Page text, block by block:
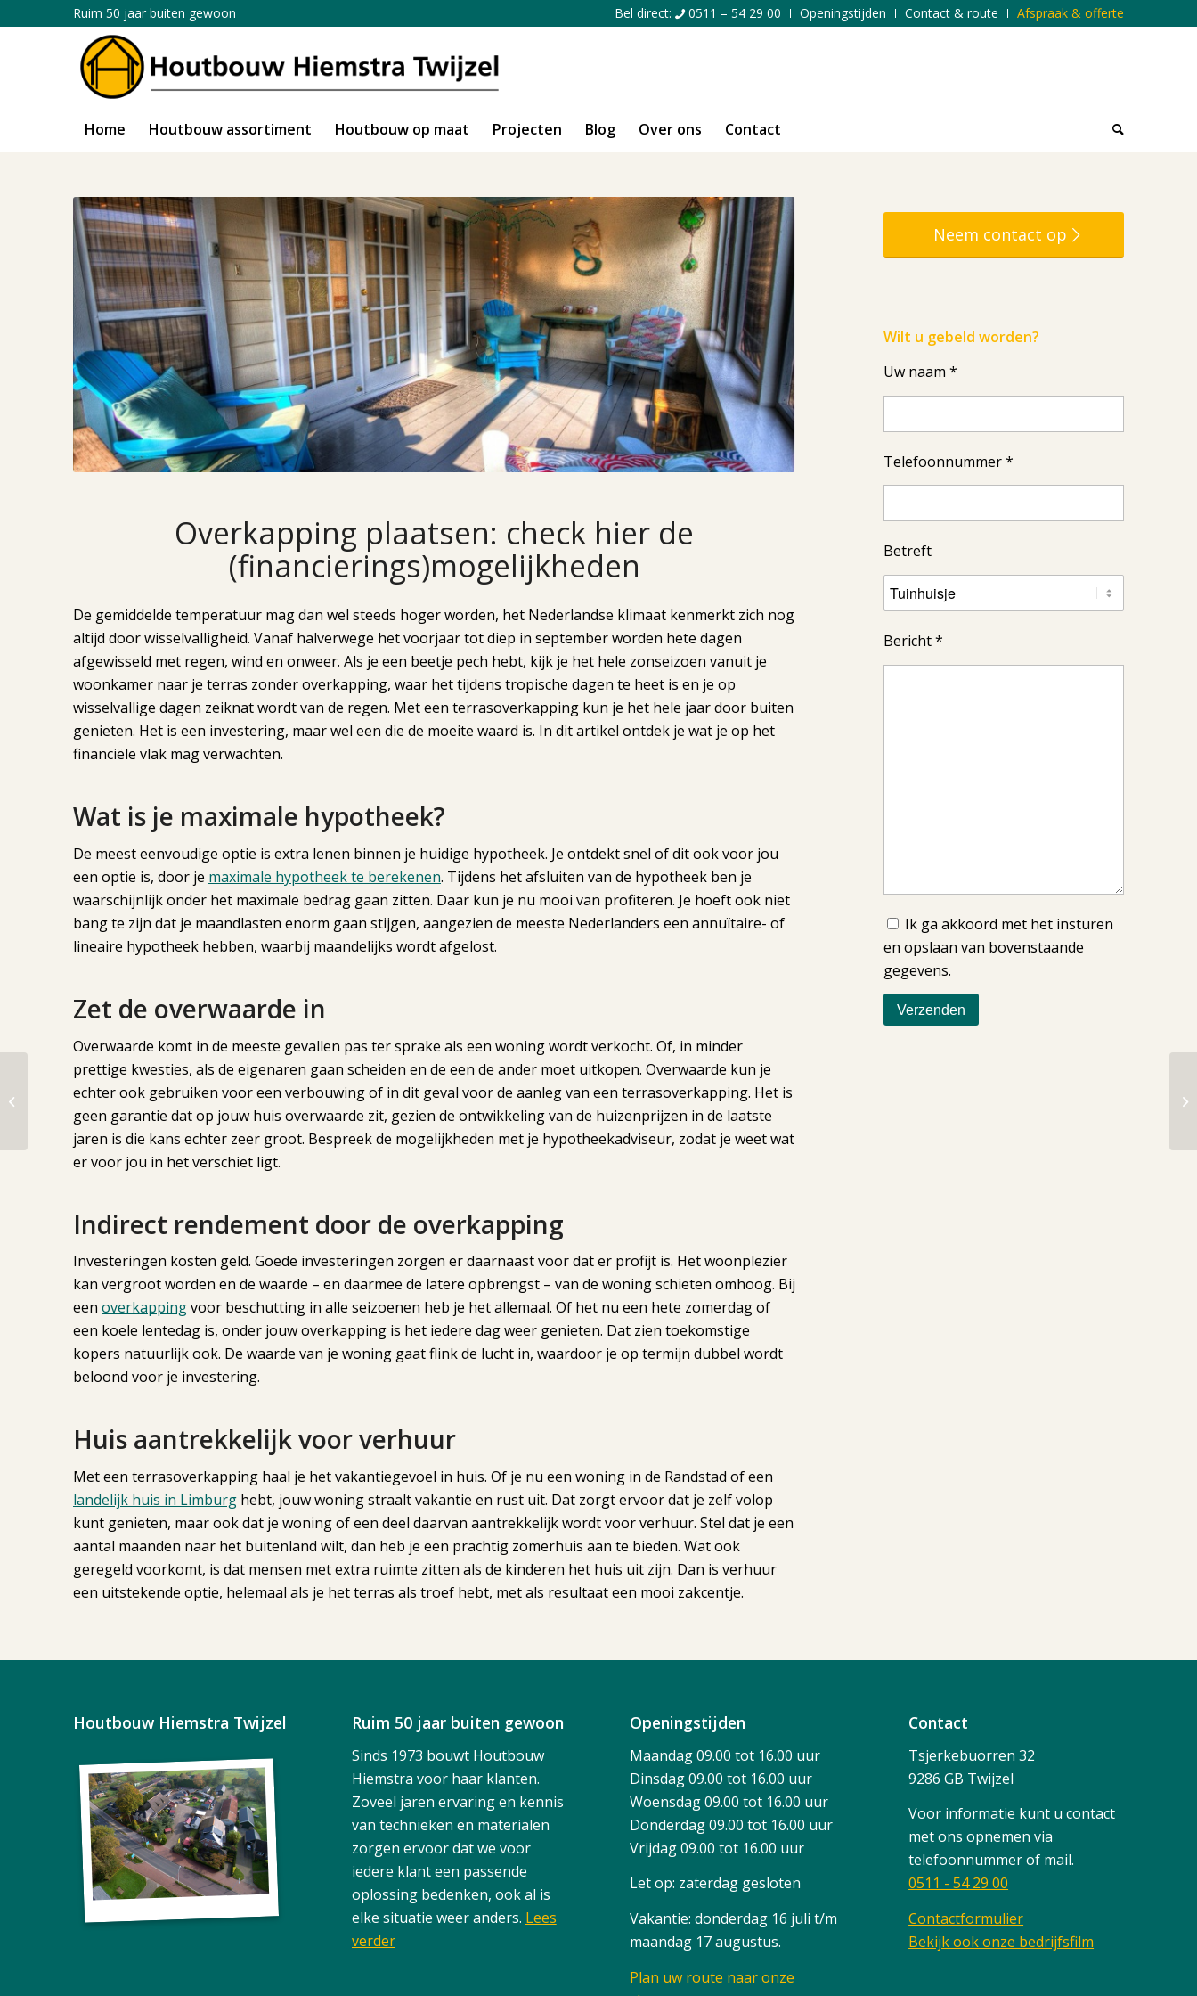
Bel direct: 0511 – 54 29 00 Openingstijden Contact & route Afspraak & offerte
Ruim 50 jaar buiten gewoon
Home Houtbouw assortiment Houtbouw op maat Projecten Blog Over ons Contact
Overkapping plaatsen: check hier de
(financierings)mogelijkheden
De gemiddelde temperatuur mag dan wel steeds hoger worden, het Nederlandse klimaat kenmerkt zich nog
altijd door wisselvalligheid. Vanaf halverwege het voorjaar tot diep in september worden hete dagen
afgewisseld met regen, wind en onweer. Als je een beetje pech hebt, kijk je het hele zonseizoen vanuit je
woonkamer naar je terras zonder overkapping, waar het tijdens tropische dagen te heet is en je op
wisselvallige dagen zeiknat wordt van de regen. Met een terrasoverkapping kun je het hele jaar door buiten
genieten. Het is een investering, maar wel een die de moeite waard is. In dit artikel ontdek je wat je op het
financiële vlak mag verwachten.
Wat is je maximale hypotheek?
De meest eenvoudige optie is extra lenen binnen je huidige hypotheek. Je ontdekt snel of dit ook voor jou
een optie is, door je maximale hypotheek te berekenen. Tijdens het afsluiten van de hypotheek ben je
waarschijnlijk onder het maximale bedrag gaan zitten. Daar kun je nu mooi van profiteren. Je hoeft ook niet
bang te zijn dat je maandlasten enorm gaan stijgen, aangezien de meeste Nederlanders een annuïtaire- of
lineaire hypotheek hebben, waarbij maandelijks wordt afgelost.
Zet de overwaarde in
Overwaarde komt in de meeste gevallen pas ter sprake als een woning wordt verkocht. Of, in minder
prettige kwesties, als de eigenaren gaan scheiden en de een de ander moet uitkopen. Overwaarde kun je
echter ook gebruiken voor een verbouwing of in dit geval voor de aanleg van een terrasoverkapping. Het is
geen garantie dat op jouw huis overwaarde zit, gezien de ontwikkeling van de huizenprijzen in de laatste
jaren is die kans echter zeer groot. Bespreek de mogelijkheden met je hypotheekadviseur, zodat je weet wat
er voor jou in het verschiet ligt.
Indirect rendement door de overkapping
Investeringen kosten geld. Goede investeringen zorgen er daarnaast voor dat er profijt is. Het woonplezier
kan vergroot worden en de waarde – en daarmee de latere opbrengst – van de woning schieten omhoog. Bij
een overkappingvoor beschutting in alle seizoenen heb je het allemaal. Of het nu een hete zomerdag of
een koele lentedag is, onder jouw overkapping is het iedere dag weer genieten. Dat zien toekomstige
kopers natuurlijk ook. De waarde van je woning gaat flink de lucht in, waardoor je op termijn dubbel wordt
beloond voor je investering.
Huis aantrekkelijk voor verhuur
Met een terrasoverkapping haal je het vakantiegevoel in huis. Of je nu een woning in de Randstad of een
landelijk huis in Limburg hebt, jouw woning straalt vakantie en rust uit. Dat zorgt ervoor dat je zelf volop
kunt genieten, maar ook dat je woning of een deel daarvan aantrekkelijk wordt voor verhuur. Stel dat je een
aantal maanden naar het buitenland wilt, dan heb je een prachtig zomerhuis aan te bieden. Wat ook
geregeld voorkomt, is dat mensen met extra ruimte zitten als de kinderen het huis uit zijn. Dan is verhuur
een uitstekende optie, helemaal als je het terras als troef hebt, met als resultaat een mooi zakcentje.
Neem contact op
Wilt u gebeld worden?
Uw naam *
Telefoonnummer *
Betreft
Bericht *
Ik ga akkoord met het insturen
en opslaan van bovenstaande
gegevens.
Houtbouw Hiemstra Twijzel Ruim 50 jaar buiten gewoon
Sinds 1973 bouwt Houtbouw
Hiemstra voor haar klanten.
Zoveel jaren ervaring en kennis
van technieken en materialen
zorgen ervoor dat we voor
iedere klant een passende
oplossing bedenken, ook al is
elke situatie weer anders. Lees
verder
Openingstijden
Maandag 09.00 tot 16.00 uur
Dinsdag 09.00 tot 16.00 uur
Woensdag 09.00 tot 16.00 uur
Donderdag 09.00 tot 16.00 uur
Vrijdag 09.00 tot 16.00 uur
Let op: zaterdag gesloten
Vakantie: donderdag 16 juli t/m
maandag 17 augustus.
Plan uw route naar onze
Contact
Tsjerkebuorren 32
9286 GB Twijzel
Voor informatie kunt u contact
met ons opnemen via
telefoonnummer of mail.
0511 - 54 29 00
Contactformulier
Bekijk ook onze bedrijfsfilm
Zomerproof
buitenleven:
houtbouwoplossingen
voor schaduw en
comfort